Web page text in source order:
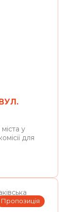
у
для
Пропозиція